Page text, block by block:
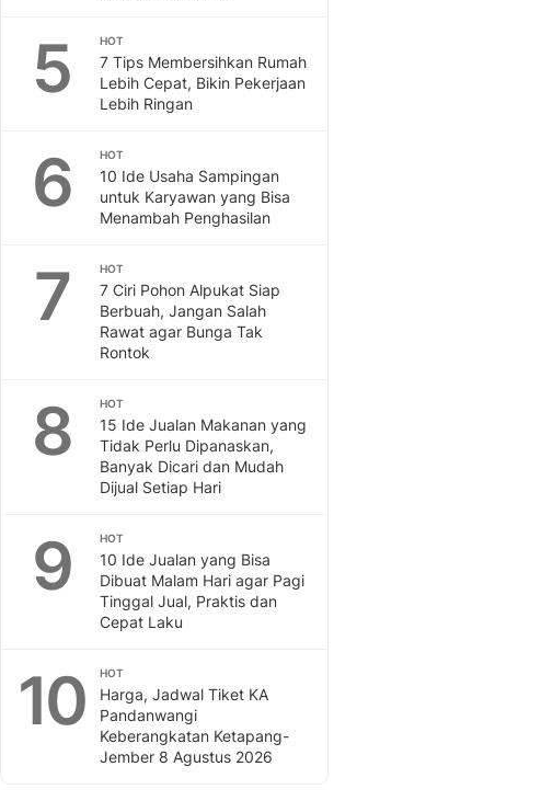
5 HOT
7 Tips Membersihkan Rumah
Lebih Cepat, Bikin Pekerjaan
Lebih Ringan
6 HOT
10 Ide Usaha Sampingan
untuk Karyawan yang Bisa
Menambah Penghasilan
7 HOT
7 Ciri Pohon Alpukat Siap
Berbuah, Jangan Salah
Rawat agar Bunga Tak
Rontok
8 HOT
15 Ide Jualan Makanan yang
Tidak Perlu Dipanaskan,
Banyak Dicari dan Mudah
Dijual Setiap Hari
9 HOT
10 Ide Jualan yang Bisa
Dibuat Malam Hari agar Pagi
Tinggal Jual, Praktis dan
Cepat Laku
10 HOT
Harga, Jadwal Tiket KA
Pandanwangi
Keberangkatan Ketapang-
Jember 8 Agustus 2026